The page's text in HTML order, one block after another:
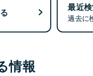
最近
過去に
情報